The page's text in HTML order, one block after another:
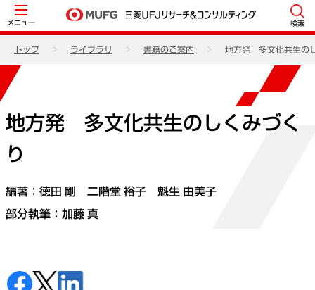
メニュー 検索
トップ ライブラリ 書籍のご案内 地方発 多文化共生の
地方発 多文化共生のしくみづく
り
編著：徳田 剛 二階堂 裕子 魁生 由美子
部分執筆： 加藤 真